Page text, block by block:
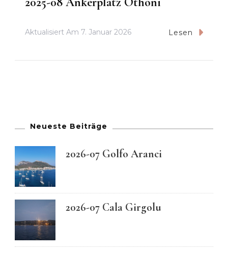
Aktualisiert Am 7. Januar 2026 Lesen
Neueste Beiträge
2026-07 Golfo Aranci
2026-07 Cala Girgolu